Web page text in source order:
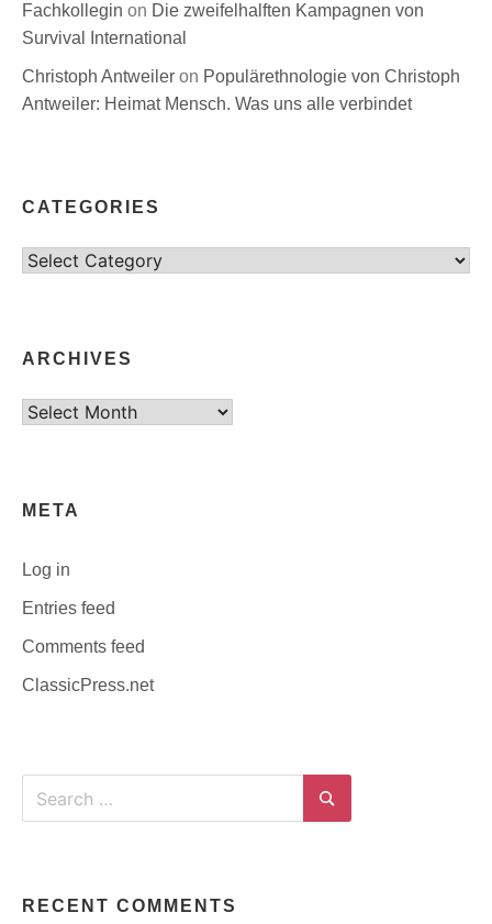
Fachkollegin on Die zweifelhalften Kampagnen von
Survival International
Christoph Antweiler on Populärethnologie von Christoph
Antweiler: Heimat Mensch. Was uns alle verbindet
CATEGORIES
Categories
ARCHIVES
Archives
META
Log in
Entries feed
Comments feed
ClassicPress.net
Search
RECENT COMMENTS